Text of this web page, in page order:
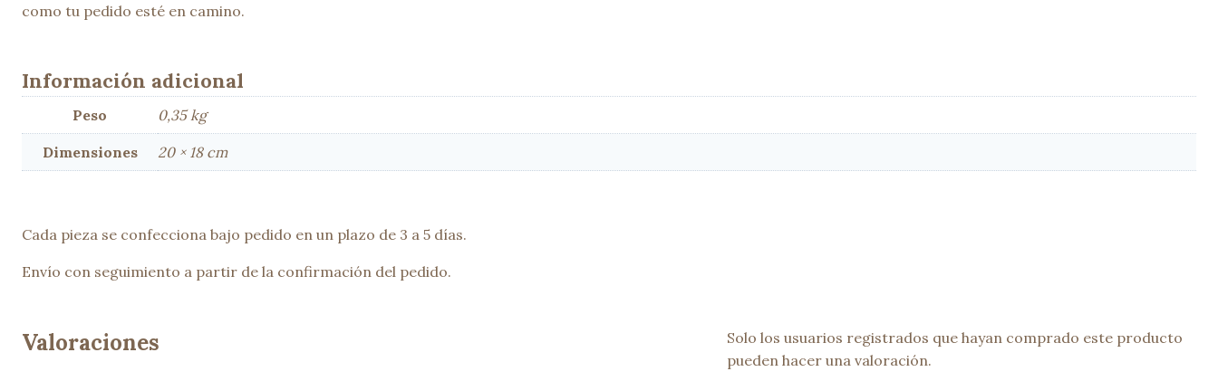
como tu pedido esté en camino.
Información adicional
Peso 0,35 kg
Dimensiones 20 × 18 cm
Cada pieza se confecciona bajo pedido en un plazo de 3 a 5 días.
Envío con seguimiento a partir de la confirmación del pedido.
Valoraciones
Solo los usuarios registrados que hayan comprado este producto
pueden hacer una valoración.